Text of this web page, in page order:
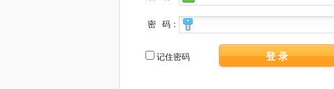
密 码：
记住密码 登 录